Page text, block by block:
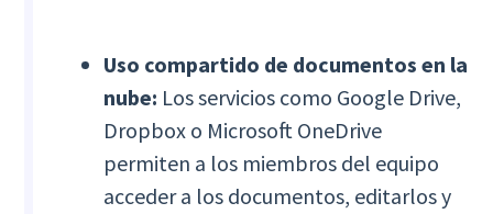
Uso compartido de documentos en la
nube: Los servicios como Google Drive,
Dropbox o Microsoft OneDrive
permiten a los miembros del equipo
acceder a los documentos, editarlos y